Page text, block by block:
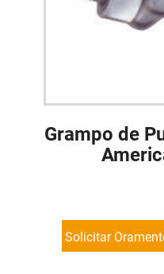
Grampo de
Solicitar